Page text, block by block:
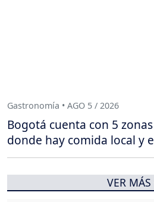
Gastronomía • AGO 5 / 2026
Bogotá cuenta con 5
donde hay comida local y
VER MÁS